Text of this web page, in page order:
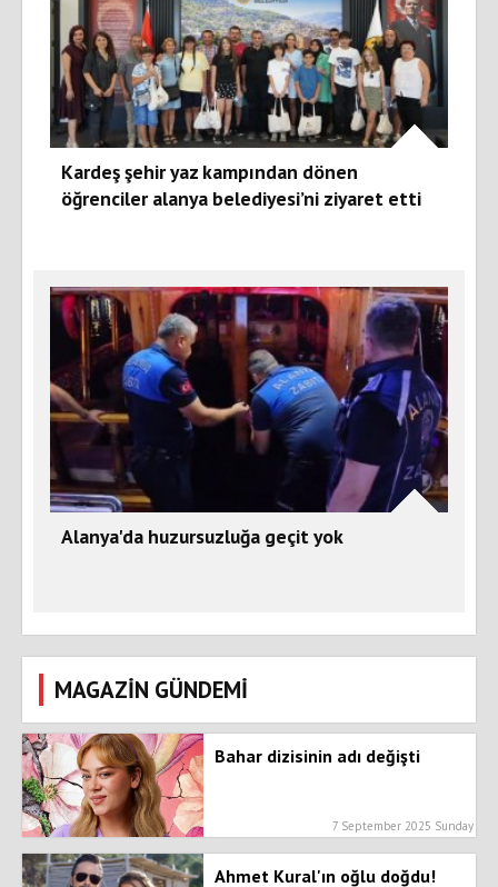
Kardeş şehir yaz kampından dönen
öğrenciler alanya belediyesi’ni ziyaret etti
Alanya'da huzursuzluğa geçit yok
MAGAZİN GÜNDEMİ
Bahar dizisinin adı değişti
7 September 2025 Sunday
Ahmet Kural'ın oğlu doğdu!